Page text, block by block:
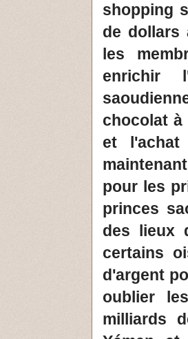
shopping
de dollars
les
enrichir
chocolat à
et l'achat
pour les
princes
des lieux
certains
d'argent
oublier
milliards